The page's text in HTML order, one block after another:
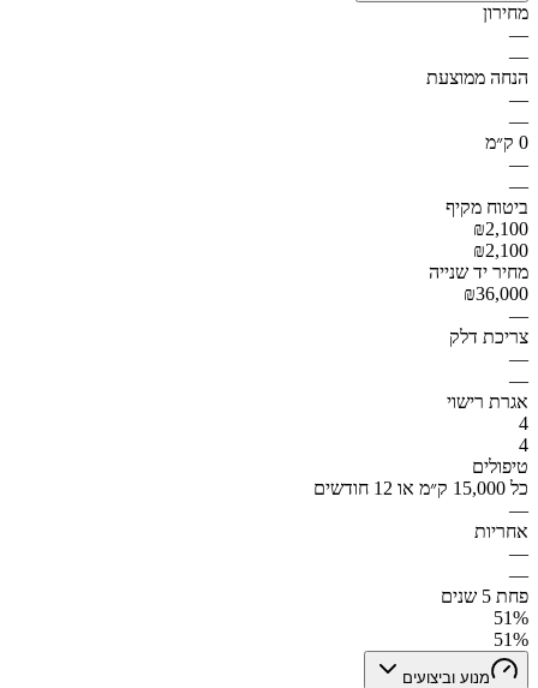
מחירון
—
—
הנחה ממוצעת
—
—
0 ק״מ
—
—
ביטוח מקיף
₪2,100
₪2,100
מחיר יד שנייה
₪36,000
—
צריכת דלק
—
—
אגרת רישוי
4
4
טיפולים
כל 15,000 ק״מ או 12 חודשים
—
אחריות
—
—
פחת 5 שנים
51%
51%
מנוע וביצועים